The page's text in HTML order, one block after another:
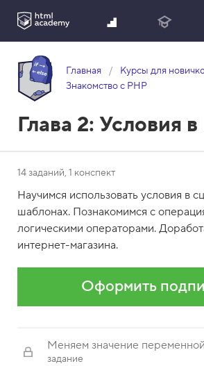
Главная
Курсы для
Знакомство с PHP
Глава 2: Условия в
14 заданий, 1 конспект
Научимся использовать условия в
шаблонах. Познакомимся с
логическими операторами.
интернет-магазина.
Оформить
Меняем значение переменной
задание